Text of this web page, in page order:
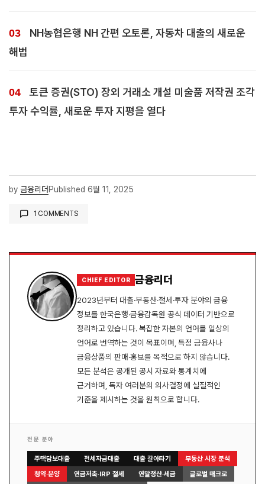
NH농협은행 NH 간편 오토론, 자동차 대출의 새로운
해법
토큰 증권(STO) 장외 거래소 개설 미술품 저작권 조각
투자 수익률, 새로운 투자 지평을 열다
by 금융리더 Published 6월 11, 2025
1 COMMENTS
CHIEF EDITOR 금융리더
2023년부터 대출·부동산·절세·투자 분야의 금융
정보를 한국은행·금융감독원 공식 데이터 기반으로
정리하고 있습니다. 복잡한 자본의 언어를 일상의
언어로 번역하는 것이 목표이며, 특정 금융사나
금융상품의 판매·홍보를 목적으로 하지 않습니다.
모든 분석은 공개된 공시 자료와 통계치에
근거하며, 독자 여러분의 의사결정에 실질적인
기준을 제시하는 것을 원칙으로 합니다.
전문 분야
주택담보대출 전세자금대출 대출 갈아타기
부동산 시장 분석
청약·분양
연금저축·IRP 절세 연말정산·세금
글로벌 매크로